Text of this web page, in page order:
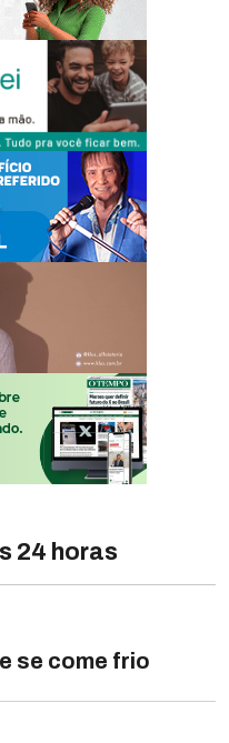
24 horas
se come frio